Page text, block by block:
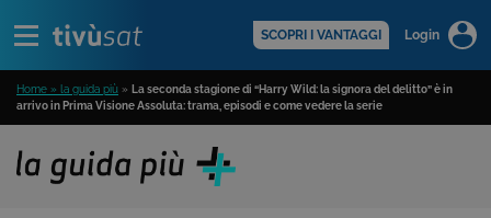
SCOPRI I VANTAGGI Login
Home » la guida più »
La seconda stagione di “Harry Wild: la signora del delitto” è in
arrivo in Prima Visione Assoluta: trama, episodi e come vedere la serie